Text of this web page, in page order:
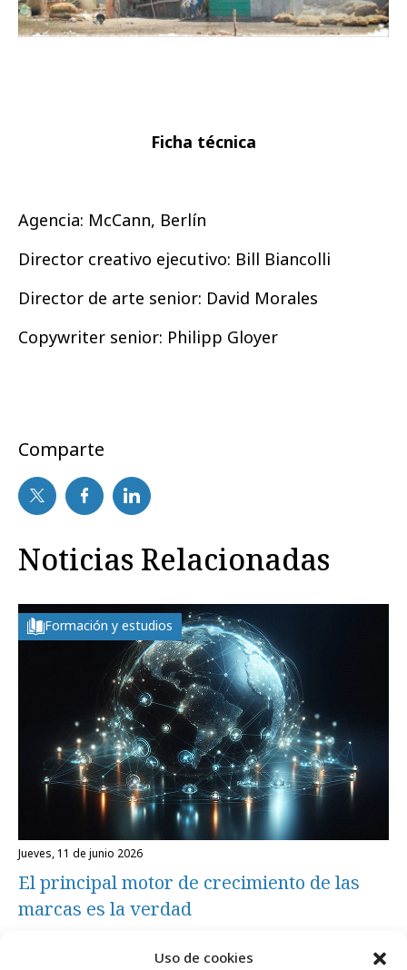
Uso de cookies
Ficha técnica
Agencia: McCann, Berlín
Director creativo ejecutivo: Bill Biancolli
Director de arte senior: David Morales
Copywriter senior: Philipp Gloyer
Comparte
Noticias Relacionadas
Formación y estudios
jueves, 11 de junio 2026
El principal motor de crecimiento de las
marcas es la verdad